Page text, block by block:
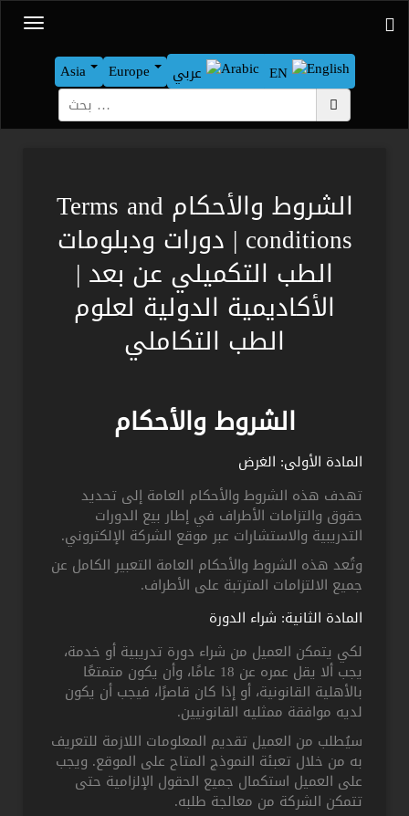
Asia Europe EN
بحث
الشروط والأحكام Terms and
conditions | دورات ودبلومات
الطب التكميلي عن بعد |
الأكاديمية الدولية لعلوم
الطب التكاملي
الشروط والأحكام
المادة الأولى: الغرض
تهدف هذه الشروط والأحكام العامة إلى تحديد
حقوق والتزامات الأطراف في إطار بيع الدورات
التدريبية والاستشارات عبر موقع الشركة الإلكتروني.
وتُعد هذه الشروط والأحكام العامة التعبير الكامل عن
جميع الالتزامات المترتبة على الأطراف.
المادة الثانية: شراء الدورة
لكي يتمكن العميل من شراء دورة تدريبية أو خدمة،
يجب ألا يقل عمره عن 18 عامًا، وأن يكون متمتعًا
بالأهلية القانونية، أو إذا كان قاصرًا، فيجب أن يكون
لديه موافقة ممثليه القانونيين.
سيُطلب من العميل تقديم المعلومات اللازمة للتعريف
به من خلال تعبئة النموذج المتاح على الموقع. ويجب
على العميل استكمال جميع الحقول الإلزامية حتى
تتمكن الشركة من معالجة طلبه.